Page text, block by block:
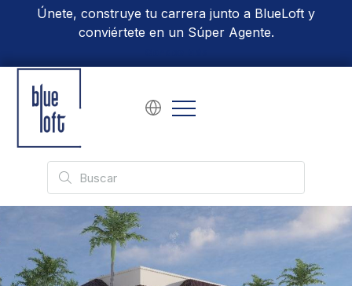
Únete, construye tu carrera junto a BlueLoft y
conviértete en un Súper Agente.